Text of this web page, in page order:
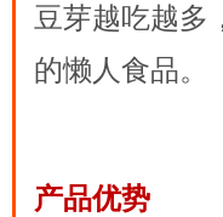
豆芽越吃越多
的懒人食品。
产品优势